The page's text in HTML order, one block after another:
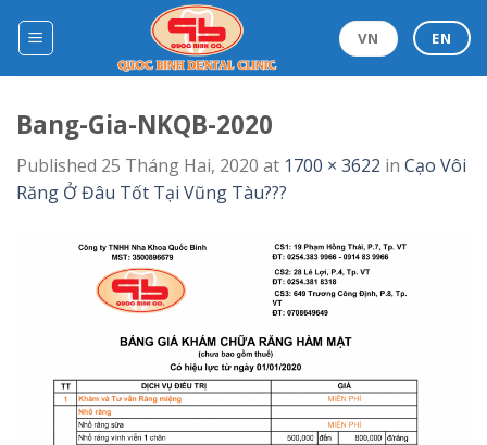
VN EN
Bang-Gia-NKQB-2020
Published 25 Tháng Hai, 2020 at 1700 × 3622 in Cạo Vôi
Răng Ở Đâu Tốt Tại Vũng Tàu???